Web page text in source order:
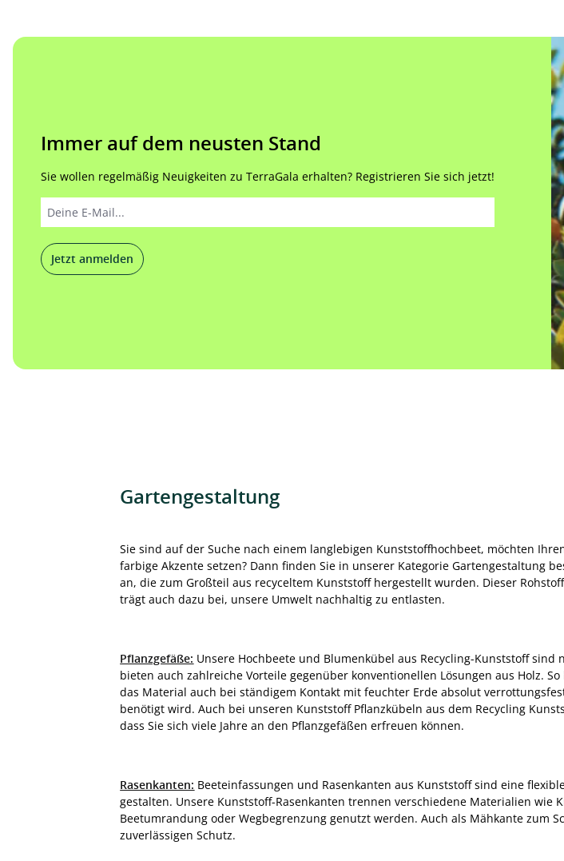
Immer auf dem neusten Stand
Sie wollen regelmäßig Neuigkeiten zu TerraGala erhalten? Registrieren Sie sich jetzt!
Jetzt anmelden
Gartengestaltung
Sie sind auf der Suche nach einem langlebigen Kunststoffhochbeet, möchten
farbige Akzente setzen? Dann finden Sie in unserer Kategorie Gartengestaltung
an, die zum Großteil aus recyceltem Kunststoff hergestellt wurden. Dieser
trägt auch dazu bei, unsere Umwelt nachhaltig zu entlasten.
Pflanzgefäße: Unsere Hochbeete und Blumenkübel aus Recycling-Kunststoff
bieten auch zahlreiche Vorteile gegenüber konventionellen Lösungen aus Holz.
das Material auch bei ständigem Kontakt mit feuchter Erde absolut
benötigt wird. Auch bei unseren Kunststoff Pflanzkübeln aus dem Recycling
dass Sie sich viele Jahre an den Pflanzgefäßen erfreuen können.
Rasenkanten: Beeteinfassungen und Rasenkanten aus Kunststoff sind eine
gestalten. Unsere Kunststoff-Rasenkanten trennen verschiedene Materialien wie
Beetumrandung oder Wegbegrenzung genutzt werden. Auch als Mähkante zum
zuverlässigen Schutz.